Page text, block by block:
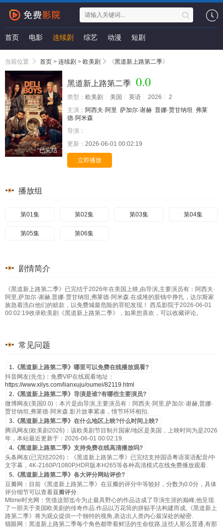
首页 电影 连续剧 综艺 动漫 短剧
当前位置 首页 > 连续剧 > 欧美剧 《黑道新上路第二季》
已完结
黑道新上路第二季 0.0
类型： 欧美剧 美国 英语 2026
2
主演： 阿西夫·阿里 萨加尔·谢赫 普娜·贾甘纳坦 弗莱
德·阿米森
导演：
更新： 2026-06-01 00:02:19
立即播放
播放组
第01集 第02集 第03集 第04集
第05集 第06集
剧情简介
《黑道新上路第二季》已完结于2026年在美国上映,由导演,主要演员有：阿西夫·
阿里,萨加尔·谢赫,普娜·贾甘纳坦,弗莱德·阿米森.在成堆的脏钱中挣扎，达尔斯家
族急着洗白他们的赃款，以免费城最危险的罪犯发现！ 西瓜影院于2026-06-01
00:02:19收录欧美剧《黑道新上路第二季》，如果您喜欢，可以收藏评论。
常见问题
1.《黑道新上路第二季》哪里可以免费在线播放观看?
抖音网友(先生)：免费VIP在线观看地址：
https://www.xilys.com/lianxuju/oumei/82119.html
2.《黑道新上路第二季》导演是谁?有哪些主要演员?
微博网友(美国0.0)：本片是由导演,主要演员有：阿西夫·阿里,萨加尔·谢赫,普娜·
贾甘纳坦,弗莱德·阿米森.影片故事紧凑，情节环环相扣.
3.《黑道新上路第二季》在什么地区上映?什么时间上映?
腾讯网友(欧美剧2026)：该欧美剧节目制片国家/地区是美国，上映时间为是2026
年，本站最近更新于：2026-06-01 00:02:19.
4.《黑道新上路第二季》支持免费在线高清播放吗?
头条网友(已完结2026)：《黑道新上路第二季》已完结支持国语粤语英语配音/中
文字幕，4K-2160P/1080P,HDR版本H265等各种高清模式在线免费播放观看.
5.《黑道新上路第二季》各大评分网站评价?
豆瓣网：目前《黑道新上路第二季》在豆瓣的评分中等较好，分数为0.0分，具体
评分细节可以查看豆瓣评分.
Mtime时光网：凭借这部迄今为止最具野心的作品达成了导演生涯的巅峰,他呈现
了一部关于美国欧美剧的传奇作品.作品以万花筒的拼贴手法构建而成,《黑道新上
路第二季》将为观众提供一个独特的视角,表达出人类内心最深处的秘密.
猫眼网：黑道新上路第二季每个角色都带着鲜活的生命纹路,这些人那么普通,有那